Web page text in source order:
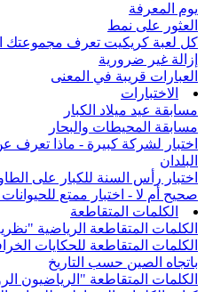
يوم المعرفة
العثور على نمط
كل لعبة كريكيت تعرف مجموعتك
إزالة غير ضرورية
العبارات قريبة في المعنى
الاختبارات
مسابقة عيد ميلاد الكبار
مسابقة المحيطات والبحار
اختبار لشركة كبيرة - ماذا
البلدان
اختبار رأس السنة للكبار على
صحيح أم لا - اختبار ممتع
الكلمات المتقاطعة
الكلمات المتقاطعة الرياضية
الكلمات المتقاطعة للحكايات
باتجاه الصين حسب التاريخ
الكلمات المتقاطعة "الرياضيون